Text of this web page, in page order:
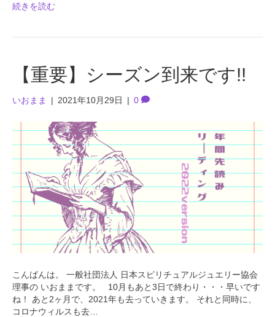
続きを読む
【重要】シーズン到来です!!
いおまま | 2021年10月29日 | 0
こんばんは。 一般社団法人 日本スピリチュアルジュエリー協会
理事の いおままです。 10月もあと3日で終わり・・・早いです
ね！ あと2ヶ月で、2021年も去っていきます。 それと同時に、
コロナウィルスも去…